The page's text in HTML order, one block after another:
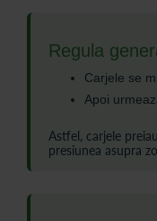
Regula
Carjele se
Apoi
Astfel, carjele
presiunea asupra